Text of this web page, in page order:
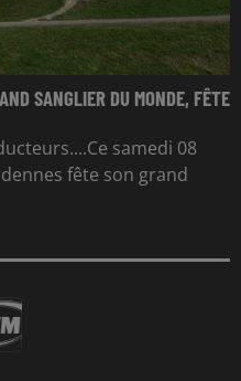
SANGLIER DU MONDE, FÊTE
samedi 08
fête son grand